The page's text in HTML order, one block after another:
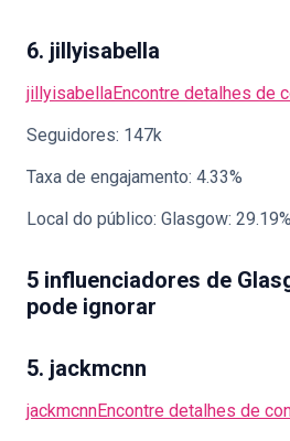
6. jillyisabella
jillyisabellaEncontre detalhes de
Seguidores: 147k
Taxa de engajamento: 4.33%
Local do público: Glasgow: 29.19%
5 influenciadores de
pode ignorar
5. jackmcnn
jackmcnnEncontre detalhes de